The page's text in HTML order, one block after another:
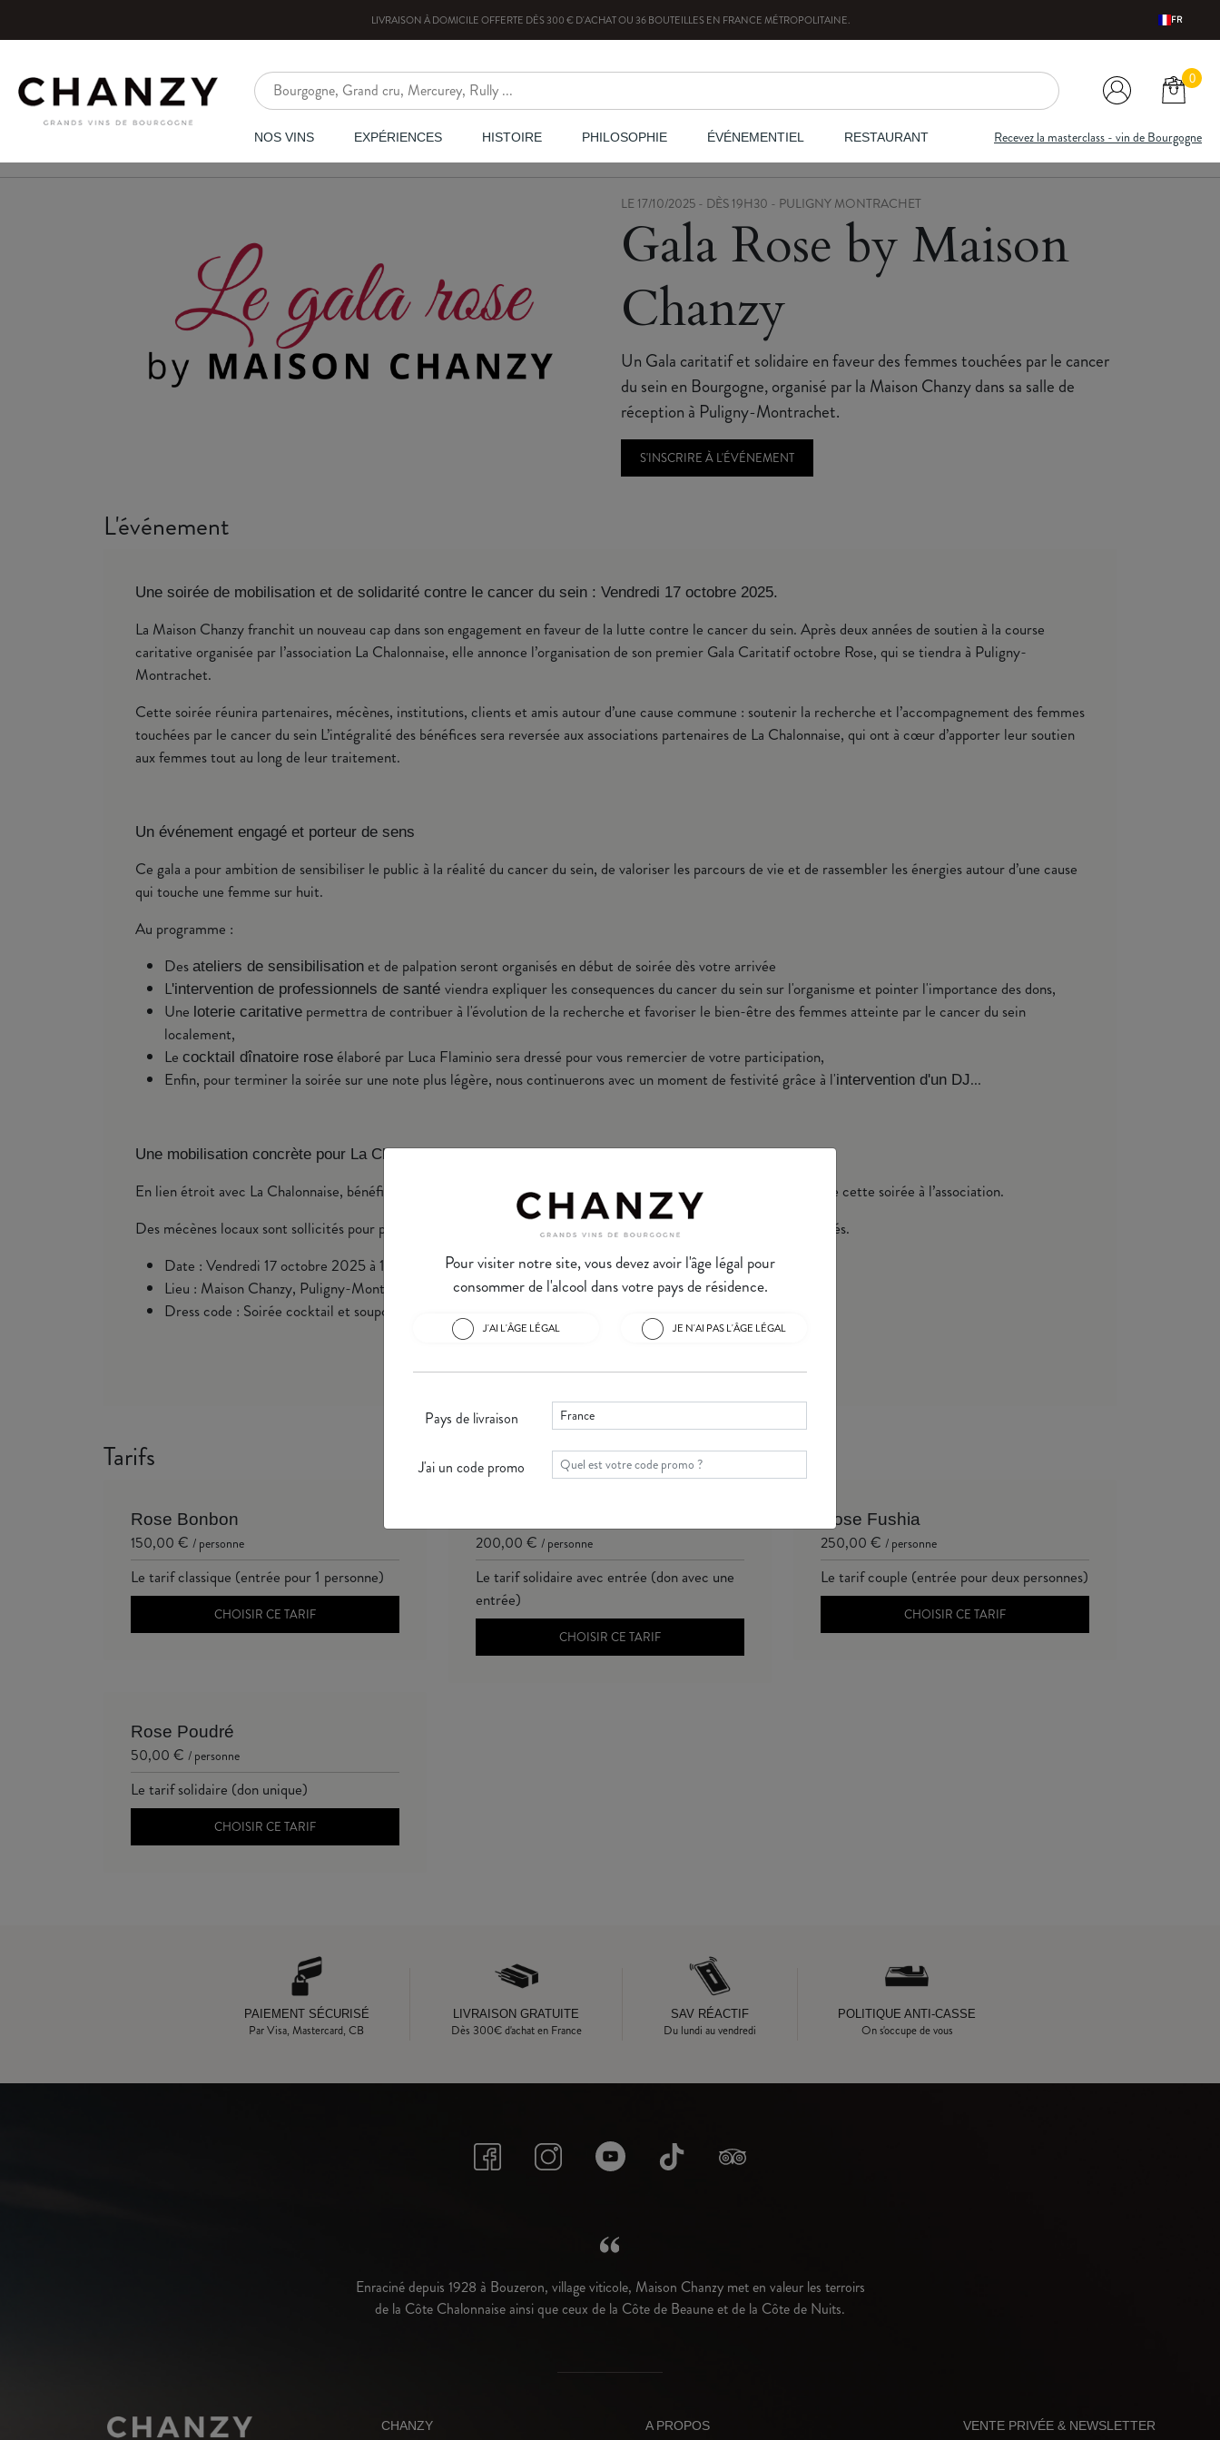
LIVRAISON À DOMICILE OFFERTE DÈS300€ D'ACHAT OU 36BOUTEILLESEN FRANCE MÉTROPOLITAINE. FR
0
NOS VINS EXPÉRIENCES HISTOIRE PHILOSOPHIE ÉVÉNEMENTIEL RESTAURANT Recevez la masterclass - vin de Bourgogne
LE 17/10/2025 - DÈS 19H30 - PULIGNY MONTRACHET
Gala Rose by Maison
Chanzy
Un Gala caritatif et solidaire en faveur des femmes touchées par le cancer
du sein en Bourgogne, organisé par la Maison Chanzy dans sa salle de
réception à Puligny-Montrachet.
S'INSCRIRE À L'ÉVÉNEMENT
L'événement
Une soirée de mobilisation et de solidarité contre le cancer du sein : Vendredi 17 octobre 2025.
La Maison Chanzy franchit un nouveau cap dans son engagement en faveur de la lutte contre le cancer du sein. Après deux années de soutien à la course
caritative organisée par l’association La Chalonnaise, elle annonce l’organisation de son premier Gala Caritatif octobre Rose, qui se tiendra à Puligny-
Montrachet.
Cette soirée réunira partenaires, mécènes, institutions, clients et amis autour d’une cause commune : soutenir la recherche et l’accompagnement des femmes
touchées par le cancer du sein L’intégralité des bénéfices sera reversée aux associations partenaires de La Chalonnaise, qui ont à cœur d’apporter leur soutien
aux femmes tout au long de leur traitement.
Un événement engagé et porteur de sens
Ce gala a pour ambition de sensibiliser le public à la réalité du cancer du sein, de valoriser les parcours de vie et de rassembler les énergies autour d’une cause
qui touche une femme sur huit.
Au programme :
Des ateliers de sensibilisation et de palpation seront organisés en début de soirée dès votre arrivée
L'intervention de professionnels de santé viendra expliquer les consequences du cancer du sein sur l'organisme et pointer l'importance des dons,
Une loterie caritative permettra de contribuer à l'évolution de la recherche et favoriser le bien-être des femmes atteinte par le cancer du sein
localement,
Le cocktail dînatoire rose élaboré par Luca Flaminio sera dressé pour vous remercier de votre participation,
Enfin, pour terminer la soirée sur une note plus légère, nous continuerons avec un moment de festivité grâce à l'intervention d'un DJ...
Une mobilisation concrète pour La Chalonnaise
En lien étroit avec La Chalonnaise, bénéficiaire historique de ses actions, la Maison Chanzy reversera les bénéfices de cette soirée à l’association.
Des mécènes locaux sont sollicités pour prendre en charge les frais d’organisation afin de maximiser les fonds collectés.
Date : Vendredi 17 octobre 2025 à 19h30
Lieu : Maison Chanzy, Puligny-Montrachet
Dress code : Soirée cocktail et soupçon de rose (robe, costume et chaussures de soirée exigés)
Tarifs
Rose Bonbon
150,00 € / personne
Le tarif classique (entrée pour 1 personne)
CHOISIR CE TARIF
200,00 € / personne
Le tarif solidaire avec entrée (don avec une
entrée)
CHOISIR CE TARIF
Rose Fushia
250,00 € / personne
Le tarif couple (entrée pour deux personnes)
CHOISIR CE TARIF
Rose Poudré
50,00 € / personne
Le tarif solidaire (don unique)
CHOISIR CE TARIF
PAIEMENT SÉCURISÉ
Par Visa, Mastercard, CB
LIVRAISON GRATUITE
Dès 300€ d'achat en France
SAV RÉACTIF
Du lundi au vendredi
POLITIQUE ANTI-CASSE
On s'occupe de vous
Enraciné depuis 1928 à Bouzeron, village viticole, Maison Chanzy met en valeur les terroirs
de la Côte Chalonnaise ainsi que ceux de la Côte de Beaune et de la Côte de Nuits.
CHANZY A PROPOS VENTE PRIVÉE & NEWSLETTER
Pour visiter notre site, vous devez avoir l'âge légal pour
consommer de l'alcool dans votre pays de résidence.
J'AI L'ÂGE LÉGAL JE N'AI PAS L'ÂGE LÉGAL
Pays de livraison
J'ai un code promo